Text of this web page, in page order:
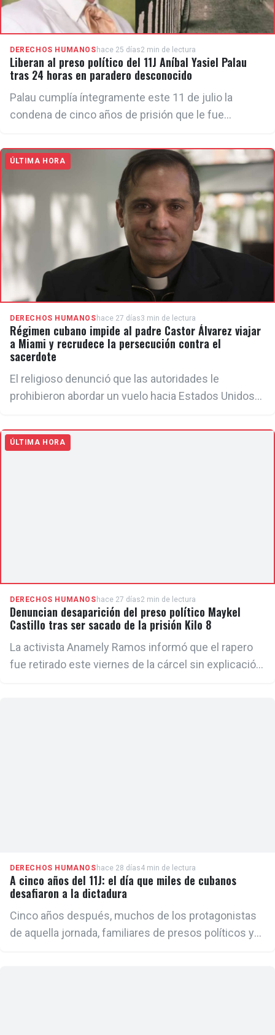
DERECHOS HUMANOS hace 25 días2 min de lectura
Liberan al preso político del 11J Aníbal Yasiel Palau
tras 24 horas en paradero desconocido
Palau cumplía íntegramente este 11 de julio la
condena de cinco años de prisión que le fue
antigubernamentales en el municipio de Güines,
Mayabeque.
ÚLTIMA HORA
DERECHOS HUMANOS hace 27 días3 min de lectura
Régimen cubano impide al padre Castor Álvarez viajar
a Miami y recrudece la persecución contra el
sacerdote
El religioso denunció que las autoridades le
prohibieron abordar un vuelo hacia Estados Unidos
serie de acciones represivas en su contra, entre
ellas la prohibición de visitar presos políticos,
ÚLTIMA HORA
DERECHOS HUMANOS hace 27 días2 min de lectura
Denuncian desaparición del preso político Maykel
Castillo tras ser sacado de la prisión Kilo 8
La activista Anamely Ramos informó que el rapero
fue retirado este viernes de la cárcel sin explicación
DERECHOS HUMANOS hace 28 días4 min de lectura
A cinco años del 11J: el día que miles de cubanos
desafiaron a la dictadura
Cinco años después, muchos de los protagonistas
de aquella jornada, familiares de presos políticos y